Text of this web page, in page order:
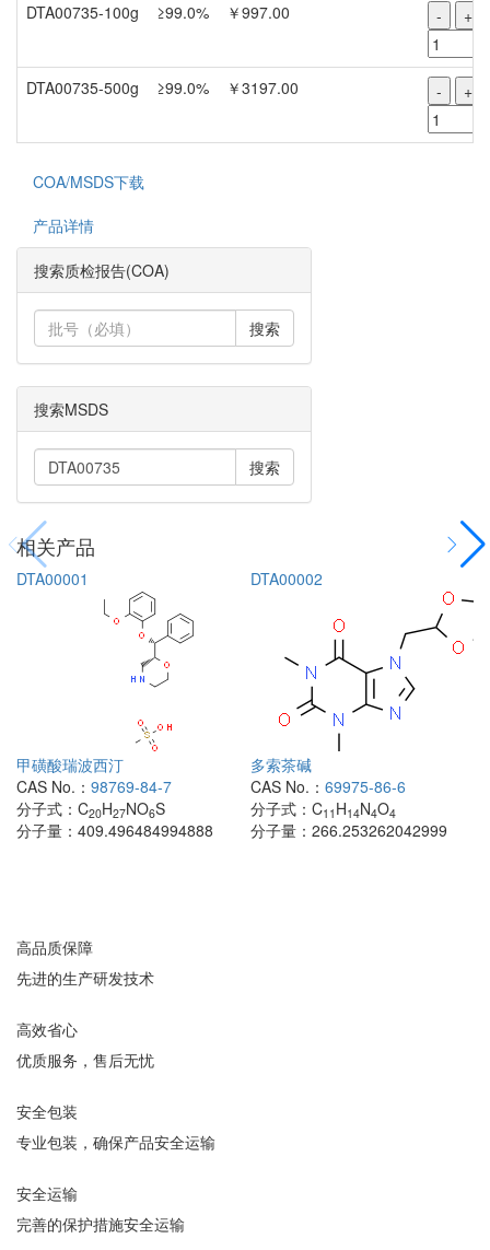
DTA00735-100g ≥99.0% ￥997.00 - +
DTA00735-500g ≥99.0% ￥3197.00 - +
COA/MSDS下载
产品详情
搜索质检报告(COA)
搜索
搜索MSDS
搜索
相关产品
DTA00001
甲磺酸瑞波西汀
CAS No.： 98769-84-7
分子式： C20H27NO6S
分子量： 409.496484994888
DTA00002
多索茶碱
CAS No.： 69975-86-6
分子式： C11 H14N4O4
分子量： 266.253262042999
高品质保障
先进的生产研发技术
高效省心
优质服务，售后无忧
安全包装
专业包装，确保产品安全运输
安全运输
完善的保护措施安全运输